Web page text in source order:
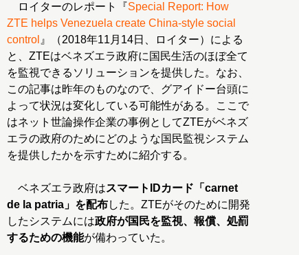
ロイターのレポート『Special Report: How
ZTE helps Venezuela create China-style social
control 』（2018年11月14日、ロイター）による
と、ZTEはベネズエラ政府に国民生活のほぼ全て
を監視できるソリューションを提供した。なお、
この記事は昨年のものなので、グアイドー台頭に
よって状況は変化している可能性がある。ここで
はネット世論操作企業の事例としてZTEがベネズ
エラの政府のためにどのような国民監視システム
を提供したかを示すために紹介する。
ベネズエラ政府はスマートIDカード「carnet
de la patria」を配布した。ZTEがそのために開発
したシステムには政府が国民を監視、報償、処罰
するための機能が備わっていた。